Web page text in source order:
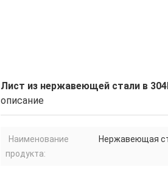
Лист из нержавеющей стали в
описание
Наименование
продукта:
Нержавеющая